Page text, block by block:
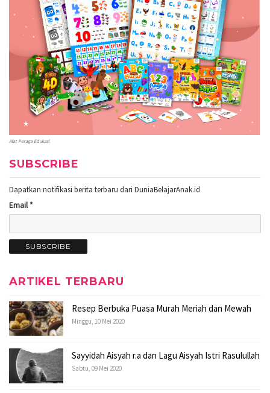
Alat Peraga Edukasi
SUBSCRIBE
Dapatkan notifikasi berita terbaru dari DuniaBelajarAnak.id
Email *
ARTIKEL TERBARU
Resep Berbuka Puasa Murah Meriah dan Mewah
Minggu, 10 Mei 2020
Sayyidah Aisyah r.a dan Lagu Aisyah Istri Rasulullah
Sabtu, 09 Mei 2020